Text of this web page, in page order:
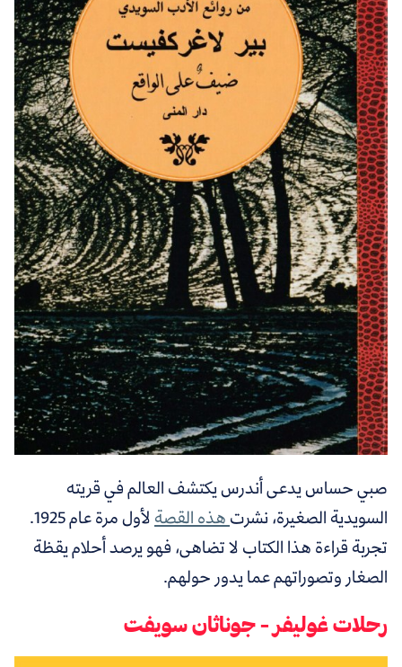
صبي حساس يدعى أندرس يكتشف العالم في قريته
السويدية الصغيرة، نشرتهذه القصة
لأول مرة عام 1925.
تجربة قراءة هذا الكتاب لا تضاهى، فهو يرصد أحلام يقظة
الصغار وتصوراتهم عما يدور حولهم.
رحلات غوليفر - جوناثان سويفت